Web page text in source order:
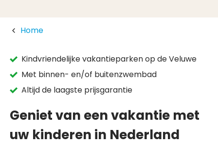
Home
Kindvriendelijke vakantieparken op de Veluwe
Met binnen- en/of buitenzwembad
Altijd de laagste prijsgarantie
Geniet van een vakantie met
uw kinderen in Nederland